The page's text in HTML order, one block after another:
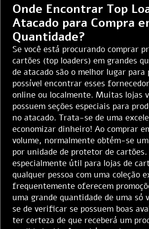
Onde Encontrar Top
Atacado para Compra
Quantidade?
Se você está procurando comprar
cartões (top loaders) em grandes
de atacado são o melhor lugar para
possível encontrar esses
online ou localmente. Muitas lojas
possuem seções especiais para
no atacado. Trata-se de uma
economizar dinheiro! Ao comprar
volume, normalmente obtém-se
por unidade de protetor de cartões.
especialmente útil para lojas de
qualquer pessoa com uma coleção
frequentemente oferecem
uma grande quantidade de uma
se de verificar se possuem boas
ter certeza de que receberá um